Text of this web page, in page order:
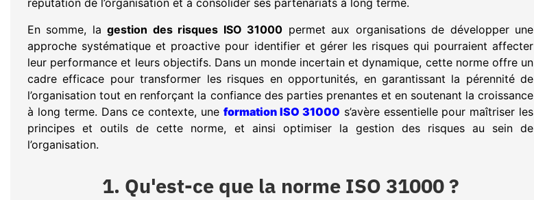
réputation de l’organisation et à consolider ses partenariats à long terme.
En somme, lagestion des risques ISO 31000 permet aux organisations de développer une
approche systématique et proactive pour identifier et gérer les risques qui pourraient affecter
leur performance et leurs objectifs. Dans un monde incertain et dynamique, cette norme offre un
cadre efficace pour transformer les risques en opportunités, en garantissant la pérennité de
l’organisation tout en renforçant la confiance des parties prenantes et en soutenant la croissance
à long terme. Dans ce contexte, une formation ISO 31000 s’avère essentielle pour maîtriser les
principes et outils de cette norme, et ainsi optimiser la gestion des risques au sein de
l’organisation.
1. Qu'est-ce que la norme ISO 31000 ?